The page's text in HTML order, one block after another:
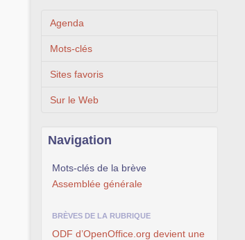
Agenda
Mots-clés
Sites favoris
Sur le Web
Navigation
Mots-clés de la brève
Assemblée générale
BRÈVES DE LA RUBRIQUE
ODF d’OpenOffice.org devient une